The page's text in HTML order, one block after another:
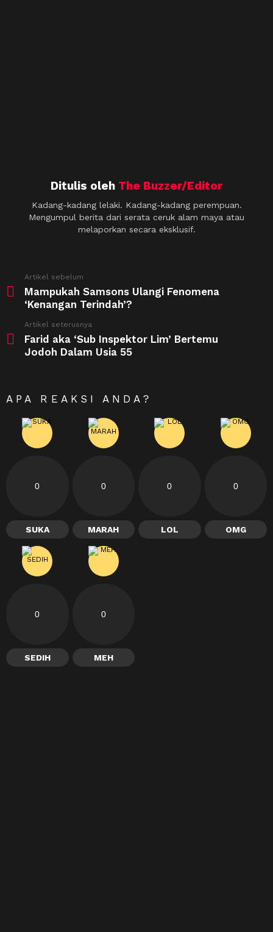
Ditulis oleh The Buzzer/Editor
Kadang-kadang lelaki. Kadang-kadang perempuan.
Mengumpul berita dari serata ceruk alam maya atau
melaporkan secara eksklusif.
more
Artikel sebelum
Mampukah Samsons Ulangi Fenomena
‘Kenangan Terindah’?
Artikel seterusnya
Farid aka ‘Sub Inspektor Lim’ Bertemu
Jodoh Dalam Usia 55
APA REAKSI ANDA?
0
SUKA
0
MARAH
0
LOL
0
OMG
0
SEDIH
0
MEH